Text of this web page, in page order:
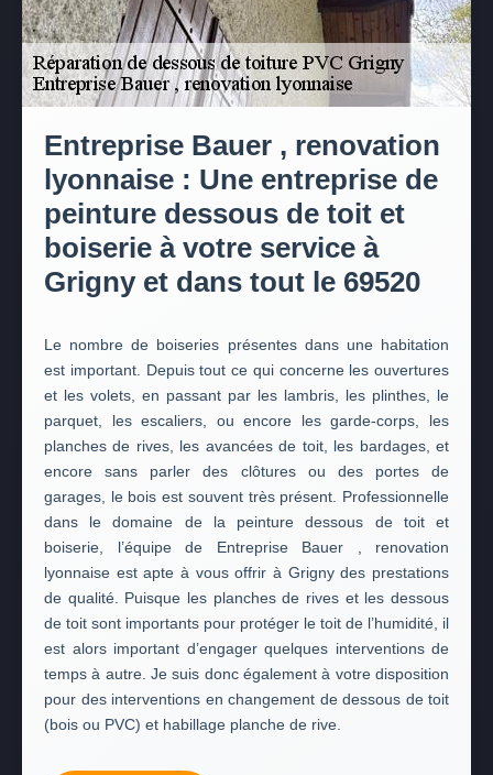
Entreprise Bauer , renovation
lyonnaise : Une entreprise de
peinture dessous de toit et
boiserie à votre service à
Grigny et dans tout le 69520
Le nombre de boiseries présentes dans une habitation
est important. Depuis tout ce qui concerne les ouvertures
et les volets, en passant par les lambris, les plinthes, le
parquet, les escaliers, ou encore les garde-corps, les
planches de rives, les avancées de toit, les bardages, et
encore sans parler des clôtures ou des portes de
garages, le bois est souvent très présent. Professionnelle
dans le domaine de la peinture dessous de toit et
boiserie, l’équipe de Entreprise Bauer , renovation
lyonnaise est apte à vous offrir à Grigny des prestations
de qualité. Puisque les planches de rives et les dessous
de toit sont importants pour protéger le toit de l’humidité, il
est alors important d’engager quelques interventions de
temps à autre. Je suis donc également à votre disposition
pour des interventions en changement de dessous de toit
(bois ou PVC) et habillage planche de rive.